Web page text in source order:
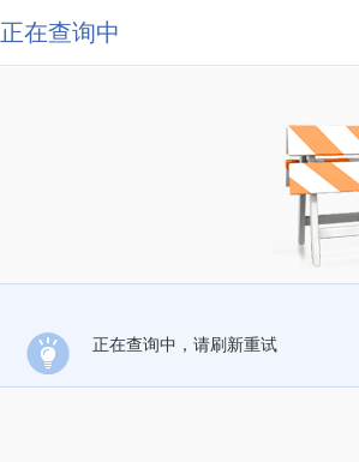
正在查询中
正在查询中，请刷新重试